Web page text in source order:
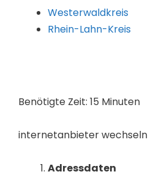
Westerwaldkreis
Rhein-Lahn-Kreis
Benötigte Zeit: 15 Minuten
internetanbieter wechseln
Adressdaten